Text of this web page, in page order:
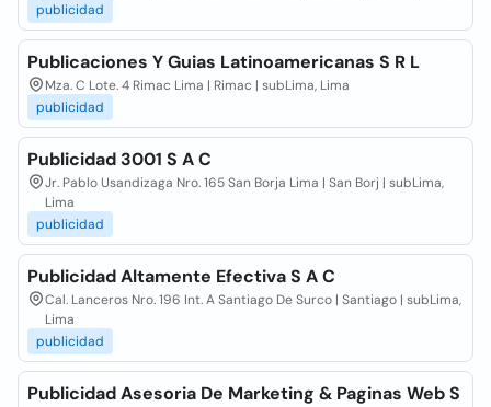
publicidad
Publicaciones Y Guias Latinoamericanas S R L
Mza. C Lote. 4 Rimac Lima | Rimac | subLima, Lima
publicidad
Publicidad 3001 S A C
Jr. Pablo Usandizaga Nro. 165 San Borja Lima | San Borj | subLima,
Lima
publicidad
Publicidad Altamente Efectiva S A C
Cal. Lanceros Nro. 196 Int. A Santiago De Surco | Santiago | subLima,
Lima
publicidad
Publicidad Asesoria De Marketing & Paginas Web S